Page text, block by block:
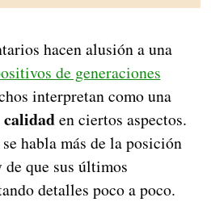
hacen alusión a una
de generaciones
interpretan como una
calidaden ciertos aspectos.
habla más de la posición
que sus últimos
detalles poco a poco.